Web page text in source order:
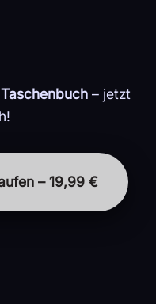
Taschenbuch – jetzt
– 19,99 €